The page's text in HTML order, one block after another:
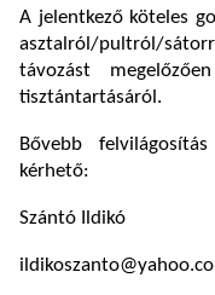
A jelentkező köteles
asztalról/pultról/
távozást
tisztántartásáról.
Bővebb
kérhető:
Szántó Ildikó